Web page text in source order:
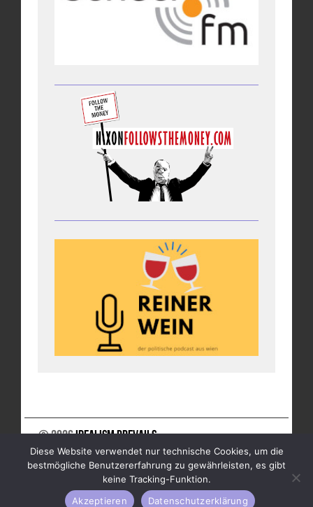
© 2026Idealism Prevails
UNTERSTÜTZE UNS
NEWSLETTER
IMPRESSUM
Diese Website verwendet nur technische Cookies, um die
bestmögliche Benutzererfahrung zu gewährleisten, es gibt
keine Tracking-Funktion.
Akzeptieren
Datenschutzerklärung